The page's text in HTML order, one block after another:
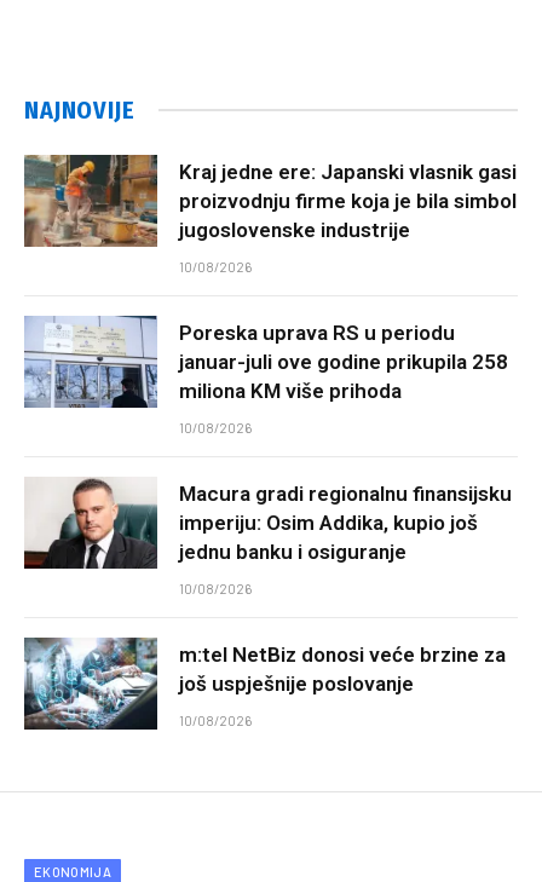
NAJNOVIJE
Kraj jedne ere: Japanski vlasnik gasi
proizvodnju firme koja je bila simbol
jugoslovenske industrije
10/08/2026
Poreska uprava RS u periodu
januar-juli ove godine prikupila 258
miliona KM više prihoda
10/08/2026
Macura gradi regionalnu finansijsku
imperiju: Osim Addika, kupio još
jednu banku i osiguranje
10/08/2026
m:tel NetBiz donosi veće brzine za
još uspješnije poslovanje
10/08/2026
EKONOMIJA